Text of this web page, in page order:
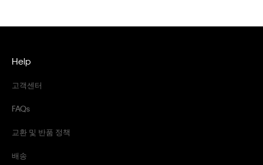
Help
고객센터
FAQs
교환 및 반품 정책
배송